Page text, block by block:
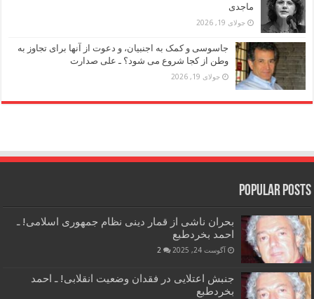
ماجدی
جولای 19, 2026
جاسوسی و کمک به اجنبیان، و دعوت از آنها برای تجاوز به
وطن از کجا شروع می شود؟ ـ علی صدارت
جولای 19, 2026
Popular Posts
بحران ناشی از قمار دینی نظام جمهوری اسلامی! ـ
احمد بخردطبع
آگوست 24, 2025 2
جنبش اعتلایی در فقدان وضعیت انقلابی! ـ احمد
بخردطبع